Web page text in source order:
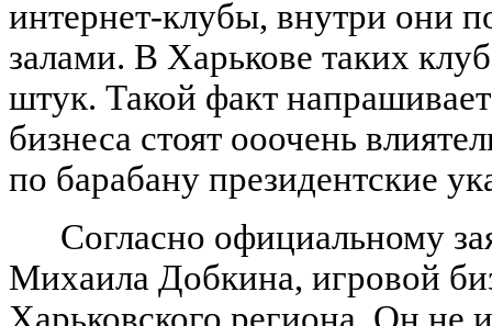
интернет-клубы, внутри они
залами. В Харькове таких
штук. Такой факт
бизнеса стоят ооочень
по барабану президентские
Согласно официальному
Михаила Добкина, игровой